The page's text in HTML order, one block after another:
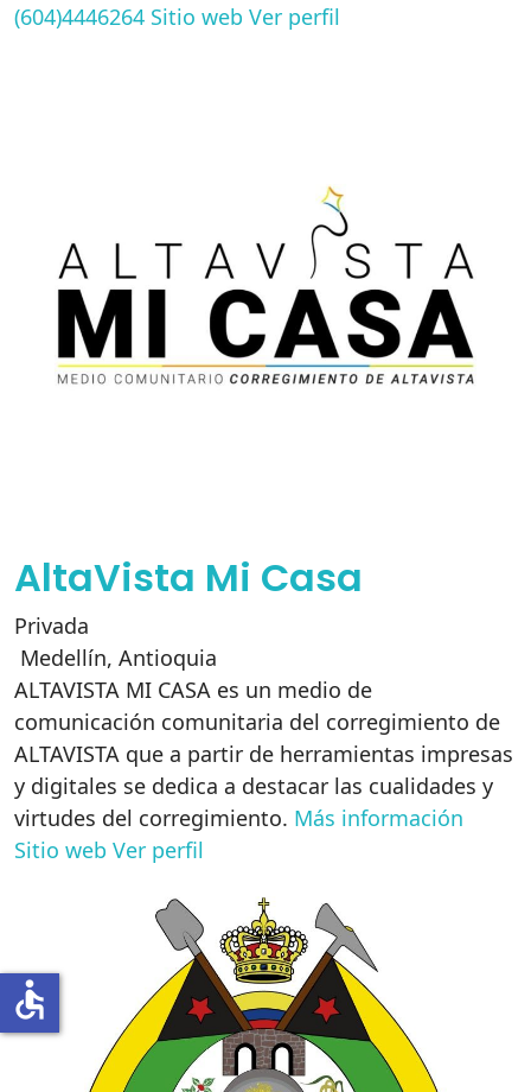
(604)4446264 Sitio web Ver perfil
AltaVista Mi Casa
Privada
Medellín, Antioquia
ALTAVISTA MI CASA es un medio de
comunicación comunitaria del corregimiento de
ALTAVISTA que a partir de herramientas impresas
y digitales se dedica a destacar las cualidades y
virtudes del corregimiento. Más información
Sitio web Ver perfil
accessible